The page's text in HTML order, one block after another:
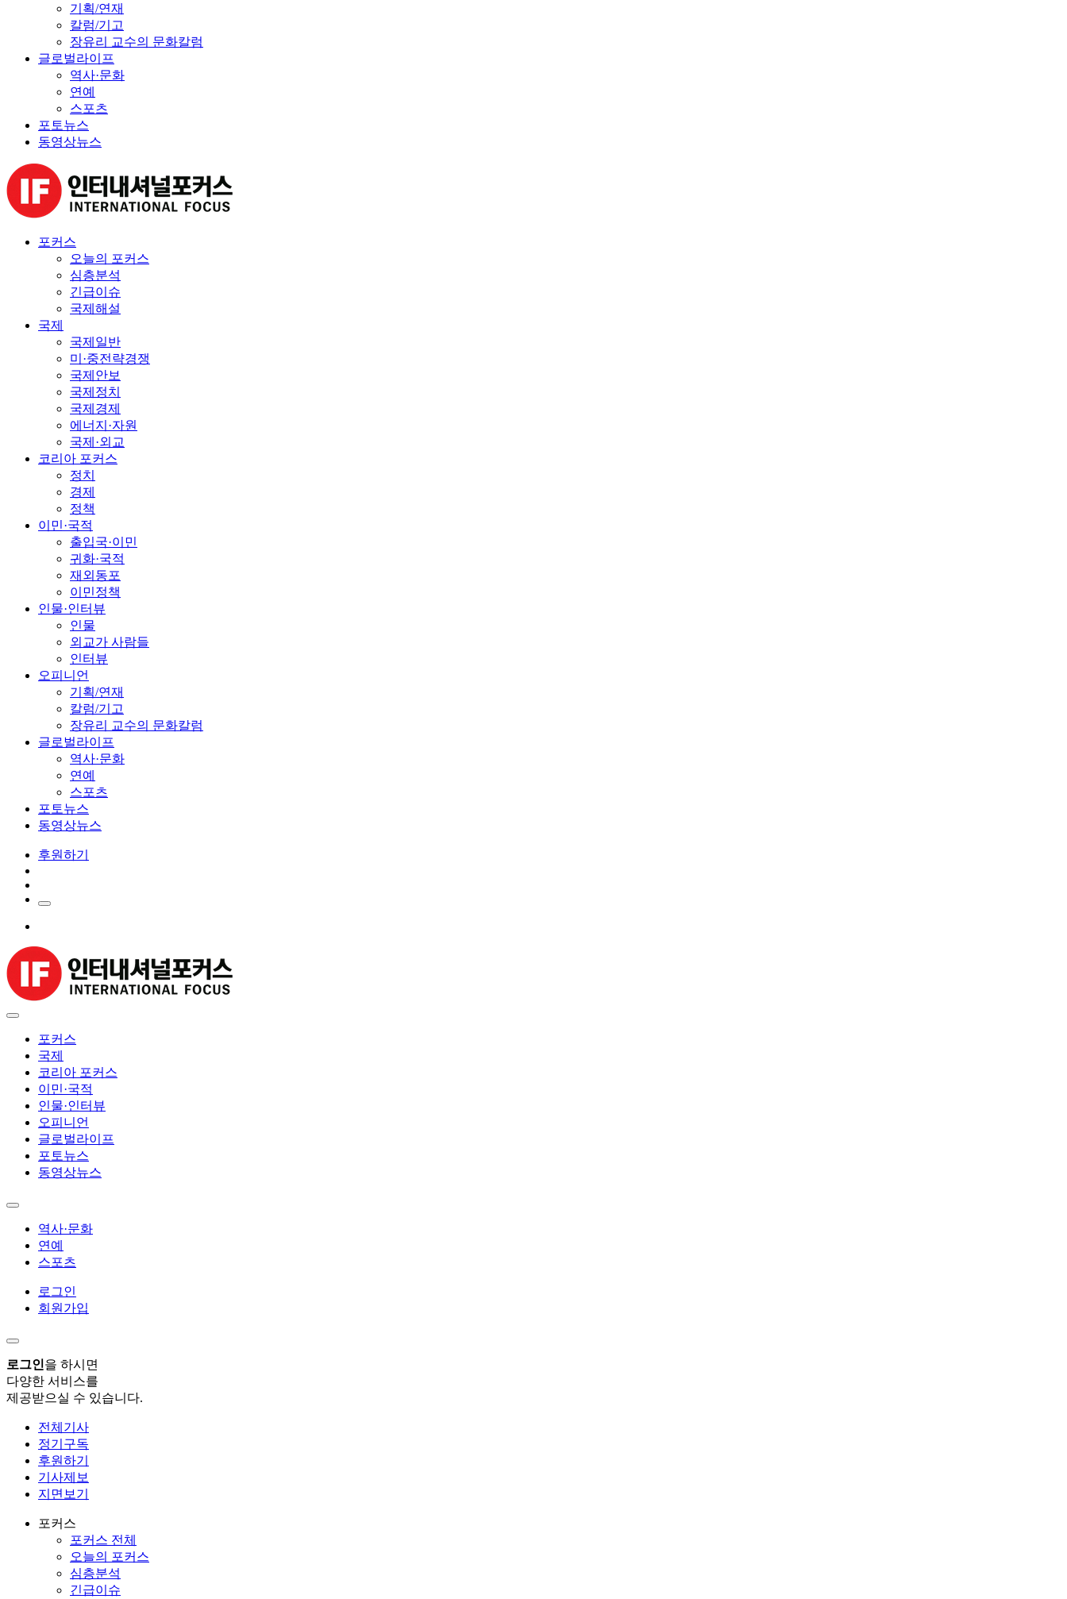
기획/연재
칼럼/기고
장유리 교수의 문화칼럼
글로벌라이프
역사·문화
연예
스포츠
포토뉴스
동영상뉴스
포커스
오늘의 포커스
심층분석
긴급이슈
국제해설
국제
국제일반
미·중전략경쟁
국제안보
국제정치
국제경제
에너지·자원
국제·외교
코리아 포커스
정치
경제
정책
이민·국적
출입국·이민
귀화·국적
재외동포
이민정책
인물·인터뷰
인물
외교가 사람들
인터뷰
오피니언
기획/연재
칼럼/기고
장유리 교수의 문화칼럼
글로벌라이프
역사·문화
연예
스포츠
포토뉴스
동영상뉴스
후원하기
포커스
국제
코리아 포커스
이민·국적
인물·인터뷰
오피니언
글로벌라이프
포토뉴스
동영상뉴스
역사·문화
연예
스포츠
로그인
회원가입
로그인을 하시면
다양한 서비스를
제공받으실 수 있습니다.
전체기사
정기구독
후원하기
기사제보
지면보기
포커스
포커스 전체
오늘의 포커스
심층분석
긴급이슈